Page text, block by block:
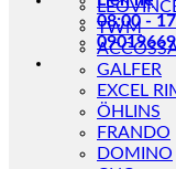
08:00 -
TWM
GALFER
EXCEL
ÖHLINS
FRANDO
DOMINO